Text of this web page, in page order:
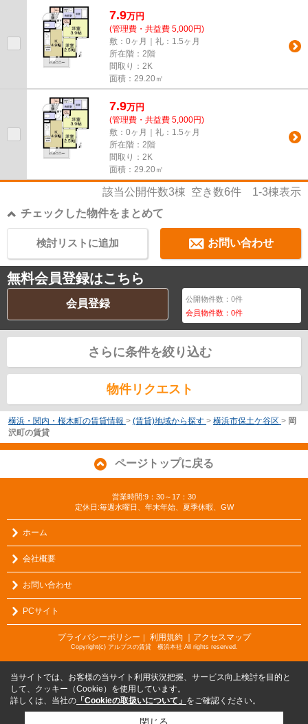
7.9万円
(管理費・共益費 5,000円)
敷：0ヶ月｜礼：1.5ヶ月
所在階：2階
間取り：2K
面積：29.20㎡
7.9万円
(管理費・共益費 5,000円)
敷：0ヶ月｜礼：1.5ヶ月
所在階：2階
間取り：2K
面積：29.20㎡
該当公開件数3棟 空き数6件 1-3棟表示
チェックした物件をまとめて
お問い合わせ
検討リストに追加
無料会員登録はこちら
会員登録 公開物件数：0件
会員物件数：0件
さらに条件を絞り込む
物件リクエスト
横浜・関内・桜木町の賃貸情報 > (賃貸)地域から探す > 横浜市保土ケ谷区 > 岡
沢町の賃貸
ページトップに戻る
営業時間:9：30～17：30
定休日:毎週水曜日、年末年始、夏季休暇、GW
ホーム
会社概要
お問い合わせ
PCサイト
プライバシーポリシー ｜ 利用規約 ｜アクセスマップ
Copyright(c) アルプスの賃貸 横浜本社 All rights reserved.
当サイトでは、お客様の当サイト利用状況把握、サービス向上検討を目的と
して、クッキー（Cookie）を使用しています。
詳しくは、当社の 「Cookieの取扱いについて」 をご確認ください。